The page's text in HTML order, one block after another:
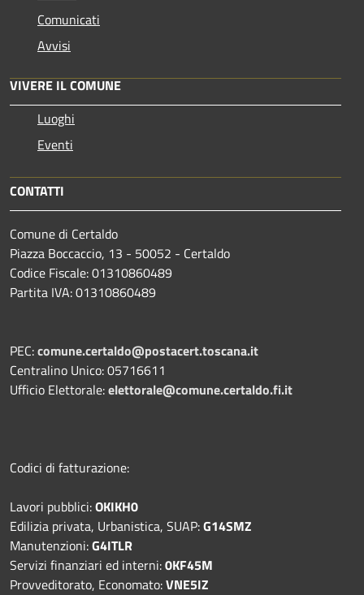
Comunicati
Avvisi
VIVERE IL COMUNE
Luoghi
Eventi
CONTATTI
Comune di Certaldo
Piazza Boccaccio, 13 - 50052 - Certaldo
Codice Fiscale: 01310860489
Partita IVA: 01310860489
PEC:comune.certaldo@postacert.toscana.it
Centralino Unico: 05716611
Ufficio Elettorale:elettorale@comune.certaldo.fi.it
Codici di fatturazione:
Lavori pubblici:OKIKH0
Edilizia privata, Urbanistica, SUAP:G14SMZ
Manutenzioni:G4ITLR
Servizi finanziari ed interni:0KF45M
Provveditorato, Economato:VNE5IZ